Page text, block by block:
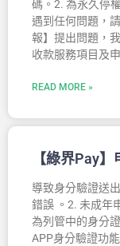
碼。2. 為永久停
遇到任何問題，
報】提出問題，
收款服務項目及
READ MORE »
【綠界Pay
導致身分驗證送
錯誤 。2. 未成年
為列管中的身分
APP身分驗證功